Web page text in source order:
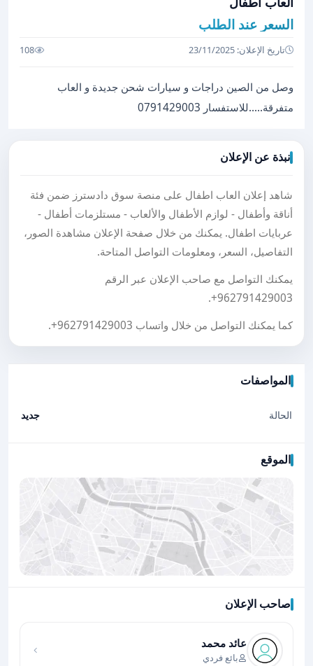
السعر عند الطلب
تاريخ الإعلان: 23/11/2025 108
وصل من الصين دراجات و سيارات شحن جديدة و العاب
متفرقة.....للاستفسار 0791429003
نبذة عن الإعلان
شاهد إعلان العاب اطفال على منصة سوق دادسترز ضمن فئة
أناقة وأطفال - لوازم الأطفال والألعاب - مستلزمات أطفال -
عربايات اطفال. يمكنك من خلال صفحة الإعلان مشاهدة الصور،
التفاصيل، السعر، ومعلومات التواصل المتاحة.
يمكنك التواصل مع صاحب الإعلان عبر الرقم
+962791429003
.
كما يمكنك التواصل من خلال واتساب +962791429003
.
المواصفات
الحالة جديد
الموقع
صاحب الإعلان
عائد محمد
بائع فردي